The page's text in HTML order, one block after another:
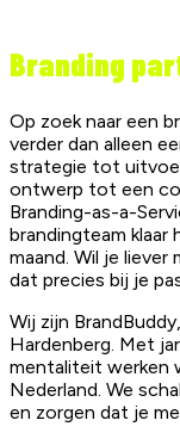
Branding
Op zoek naar een
verder dan alleen
strategie tot
ontwerp tot een
Branding-as-a-
brandingteam
maand. Wil je
dat precies bij je
Wij zijn
Hardenberg. Met
mentaliteit werken
Nederland. We
en zorgen dat je